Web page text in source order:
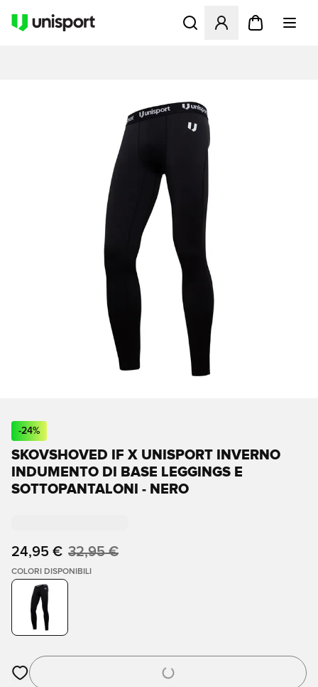
Apre una finestra modale
-24%
SKOVSHOVED IF X UNISPORT INVERNO
INDUMENTO DI BASE LEGGINGS E
SOTTOPANTALONI - NERO
24,95 € 32,95 €
COLORI DISPONIBILI
Apre una finestra modale per accedere o registrarsi come